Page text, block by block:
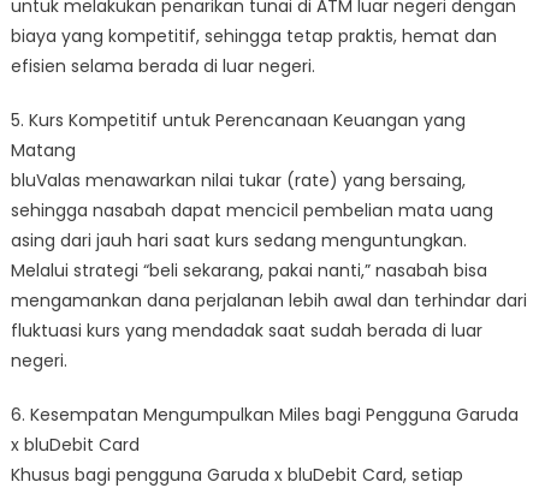
untuk melakukan penarikan tunai di ATM luar negeri dengan
biaya yang kompetitif, sehingga tetap praktis, hemat dan
efisien selama berada di luar negeri.
5. Kurs Kompetitif untuk Perencanaan Keuangan yang
Matang
bluValas menawarkan nilai tukar (rate) yang bersaing,
sehingga nasabah dapat mencicil pembelian mata uang
asing dari jauh hari saat kurs sedang menguntungkan.
Melalui strategi “beli sekarang, pakai nanti,” nasabah bisa
mengamankan dana perjalanan lebih awal dan terhindar dari
fluktuasi kurs yang mendadak saat sudah berada di luar
negeri.
6. Kesempatan Mengumpulkan Miles bagi Pengguna Garuda
x bluDebit Card
Khusus bagi pengguna Garuda x bluDebit Card, setiap